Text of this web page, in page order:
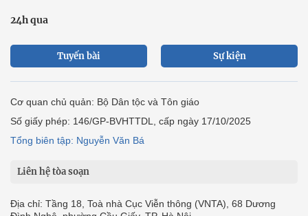
24h qua
Tuyến bài Sự kiện
Cơ quan chủ quản: Bộ Dân tộc và Tôn giáo
Số giấy phép: 146/GP-BVHTTDL, cấp ngày 17/10/2025
Tổng biên tập: Nguyễn Văn Bá
Liên hệ tòa soạn
Địa chỉ: Tầng 18, Toà nhà Cục Viễn thông (VNTA), 68 Dương